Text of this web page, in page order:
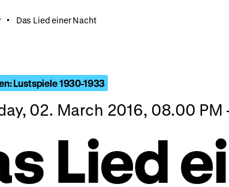
Das Lied einer Nacht
Lustspiele 1930-1933
02. March 2016, 08.00 PM
Lied